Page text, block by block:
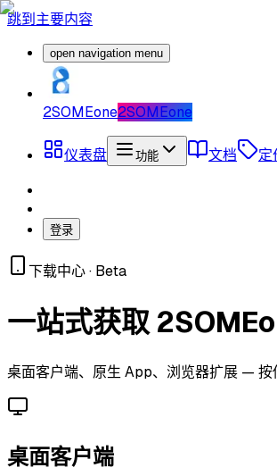
跳到主要内容
open navigation menu
2SOMEone2SOMEone
仪表盘 功能 文档 定
登录
下载中心 · Beta
一站式获取
桌面客户端、原生 App、浏览器扩展 — 按
桌面客户端